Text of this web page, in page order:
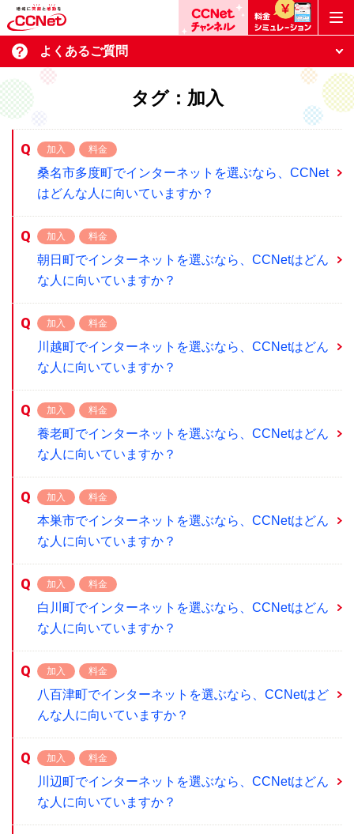
よくあるご質問
タグ：加入
加入 料金
桑名市多度町でインターネットを選ぶなら、CCNet
はどんな人に向いていますか？
加入 料金
朝日町でインターネットを選ぶなら、CCNetはどん
な人に向いていますか？
加入 料金
川越町でインターネットを選ぶなら、CCNetはどん
な人に向いていますか？
加入 料金
養老町でインターネットを選ぶなら、CCNetはどん
な人に向いていますか？
加入 料金
本巣市でインターネットを選ぶなら、CCNetはどん
な人に向いていますか？
加入 料金
白川町でインターネットを選ぶなら、CCNetはどん
な人に向いていますか？
加入 料金
八百津町でインターネットを選ぶなら、CCNetはど
んな人に向いていますか？
加入 料金
川辺町でインターネットを選ぶなら、CCNetはどん
な人に向いていますか？